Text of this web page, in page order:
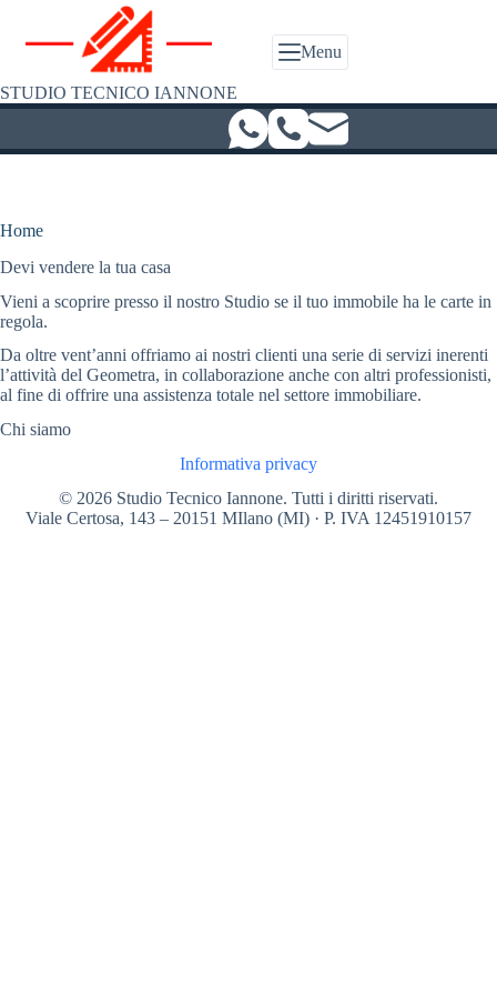
contenuto
STUDIO TECNICO IANNONE
Menu
Home
Devi vendere la tua casa
Vieni a scoprire presso il nostro Studio se il tuo immobile ha le carte in
regola.
Da oltre vent’anni offriamo ai nostri clienti una serie di servizi inerenti
l’attività del Geometra, in collaborazione anche con altri professionisti,
al fine di offrire una assistenza totale nel settore immobiliare.
Chi siamo
Informativa privacy
© 2026 Studio Tecnico Iannone. Tutti i diritti riservati.
Viale Certosa, 143 – 20151 MIlano (MI) · P. IVA 12451910157